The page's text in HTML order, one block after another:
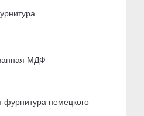
МДФ
фурнитура немецкого